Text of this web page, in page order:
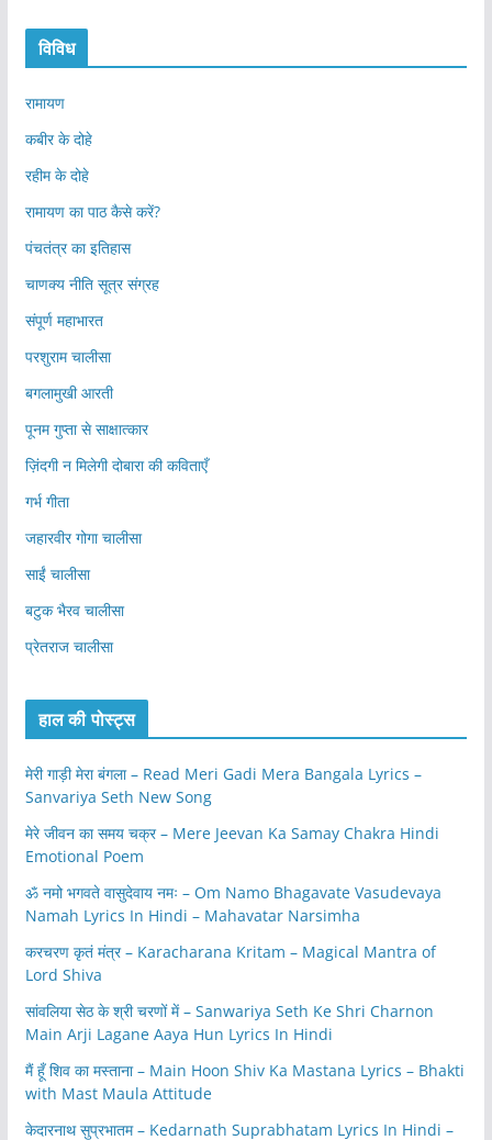
विविध
रामायण
कबीर के दोहे
रहीम के दोहे
रामायण का पाठ कैसे करें?
पंचतंत्र का इतिहास
चाणक्य नीति सूत्र संग्रह
संपूर्ण महाभारत
परशुराम चालीसा
बगलामुखी आरती
पूनम गुप्ता से साक्षात्कार
ज़िंदगी न मिलेगी दोबारा की कविताएँ
गर्भ गीता
जहारवीर गोगा चालीसा
साईं चालीसा
बटुक भैरव चालीसा
प्रेतराज चालीसा
हाल की पोस्ट्स
मेरी गाड़ी मेरा बंगला – Read Meri Gadi Mera Bangala Lyrics –
Sanvariya Seth New Song
मेरे जीवन का समय चक्र – Mere Jeevan Ka Samay Chakra Hindi
Emotional Poem
ॐ नमो भगवते वासुदेवाय नमः – Om Namo Bhagavate Vasudevaya
Namah Lyrics In Hindi – Mahavatar Narsimha
करचरण कृतं मंत्र – Karacharana Kritam – Magical Mantra of
Lord Shiva
सांवलिया सेठ के श्री चरणों में – Sanwariya Seth Ke Shri Charnon
Main Arji Lagane Aaya Hun Lyrics In Hindi
मैं हूँ शिव का मस्ताना – Main Hoon Shiv Ka Mastana Lyrics – Bhakti
with Mast Maula Attitude
केदारनाथ सुप्रभातम – Kedarnath Suprabhatam Lyrics In Hindi –